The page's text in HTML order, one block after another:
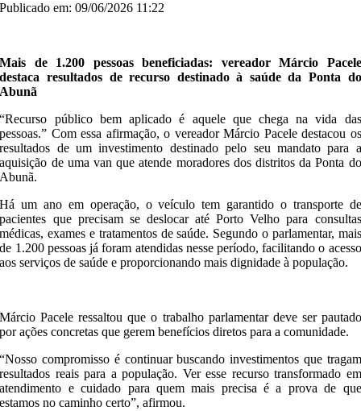
Publicado em: 09/06/2026 11:22
Mais de 1.200 pessoas beneficiadas: vereador Márcio Pacele
destaca resultados de recurso destinado à saúde da Ponta do
Abunã
“Recurso público bem aplicado é aquele que chega na vida das
pessoas.” Com essa afirmação, o vereador Márcio Pacele destacou os
resultados de um investimento destinado pelo seu mandato para a
aquisição de uma van que atende moradores dos distritos da Ponta do
Abunã.
Há um ano em operação, o veículo tem garantido o transporte de
pacientes que precisam se deslocar até Porto Velho para consultas
médicas, exames e tratamentos de saúde. Segundo o parlamentar, mais
de 1.200 pessoas já foram atendidas nesse período, facilitando o acesso
aos serviços de saúde e proporcionando mais dignidade à população.
Márcio Pacele ressaltou que o trabalho parlamentar deve ser pautado
por ações concretas que gerem benefícios diretos para a comunidade.
“Nosso compromisso é continuar buscando investimentos que tragam
resultados reais para a população. Ver esse recurso transformado em
atendimento e cuidado para quem mais precisa é a prova de que
estamos no caminho certo”, afirmou.